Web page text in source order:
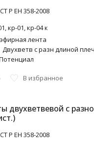
Р ЕН 358-2008
кр-01, кр-04 к
лента
Двухветв с разн длиной
В избранное
двухветвевой с
Р ЕН 358-2008